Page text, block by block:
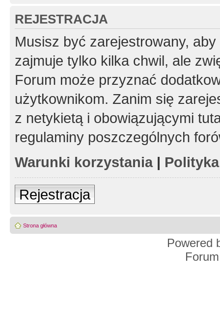
REJESTRACJA
Musisz być zarejestrowany,
zajmuje tylko kilka chwil, ale
Forum może przyznać
użytkownikom. Zanim się
z netykietą i obowiązującymi
regulaminy poszczególnych
Warunki korzystania|
Rejestracja
Strona główna
Powered